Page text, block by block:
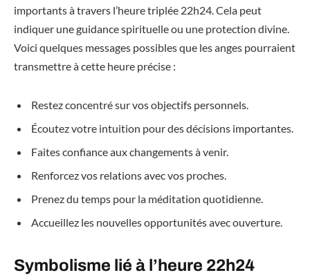
importants à travers l’heure triplée 22h24. Cela peut
indiquer une guidance spirituelle ou une protection divine.
Voici quelques messages possibles que les anges pourraient
transmettre à cette heure précise :
Restez concentré sur vos objectifs personnels.
Écoutez votre intuition pour des décisions importantes.
Faites confiance aux changements à venir.
Renforcez vos relations avec vos proches.
Prenez du temps pour la méditation quotidienne.
Accueillez les nouvelles opportunités avec ouverture.
Symbolisme lié à l’heure 22h24